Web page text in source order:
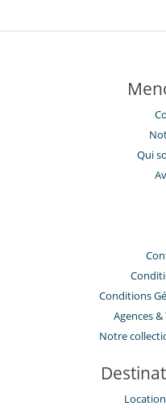
Qui
Conditions
​Agences
Notre